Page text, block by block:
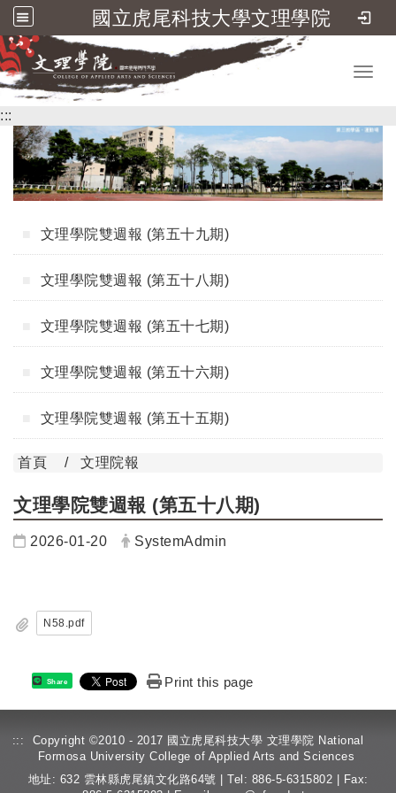
國立虎尾科技大學文理學院
跳到主要內容
:::
文理學院雙週報 (第五十九期)
文理學院雙週報 (第五十八期)
文理學院雙週報 (第五十七期)
文理學院雙週報 (第五十六期)
文理學院雙週報 (第五十五期)
首頁 文理院報
文理學院雙週報 (第五十八期)
日期：
2026-01-20 發布者：
SystemAdmin
N58.pdf
Share Print this page
:::
Copyright ©2010 - 2017 國立虎尾科技大學 文理學院 National
Formosa University College of Applied Arts and Sciences
地址: 632 雲林縣虎尾鎮文化路64號 | Tel: 886-5-6315802 | Fax: